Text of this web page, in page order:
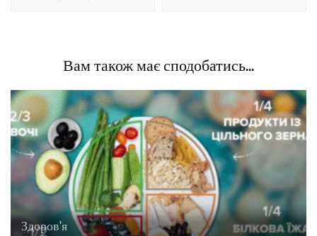
Вам також має сподобатись...
Здоров'я